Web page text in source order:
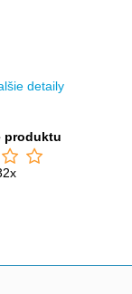
detaily
produktu